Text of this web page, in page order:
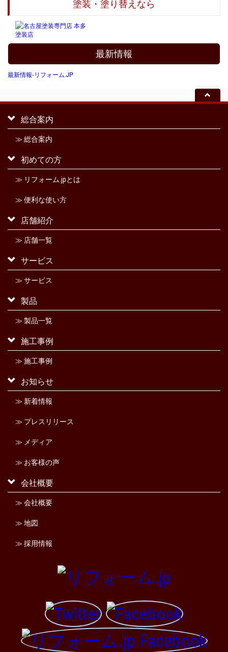
塗装・塗り替えなら
最新情報
最新情報‐リフォーム.JP
総合案内
≫ 総合案内
初めての方
≫ リフォーム.jpとは
≫ 便利な使い方
店舗紹介
≫ 店舗一覧
サービス
≫ サービス
製品
≫ 製品一覧
施工事例
≫ 施工事例
お知らせ
≫ 新着情報
≫ プレスリリース
≫ メディア
≫ お客様の声
会社概要
≫ 会社概要
≫ 地図
≫ 採用情報